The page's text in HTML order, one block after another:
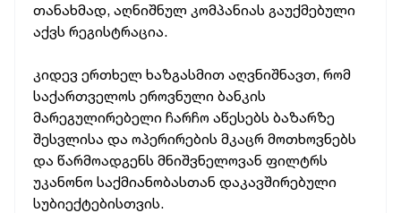
თანახმად, აღნიშნულ კომპანიას გაუქმებული
აქვს რეგისტრაცია.
კიდევ ერთხელ ხაზგასმით აღვნიშნავთ, რომ
საქართველოს ეროვნული ბანკის
მარეგულირებელი ჩარჩო აწესებს ბაზარზე
შესვლისა და ოპერირების მკაცრ მოთხოვნებს
და წარმოადგენს მნიშვნელოვან ფილტრს
უკანონო საქმიანობასთან დაკავშირებული
სუბიექტებისთვის.